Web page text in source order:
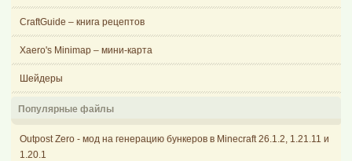
CraftGuide – книга рецептов
Xaero's Minimap – мини-карта
Шейдеры
Популярные файлы
Outpost Zero - мод на генерацию бункеров в Minecraft 26.1.2, 1.21.11 и
1.20.1